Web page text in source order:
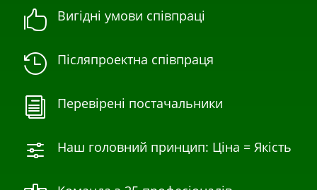
 Вигідні умови співпраці
 Післяпроектна співпраця
i Перевірені постачальники
f Наш головний принцип: Ціна = Якість